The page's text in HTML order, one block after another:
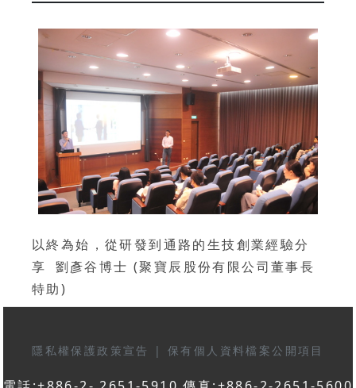
以終為始，從研發到通路的生技創業經驗分
享 劉彥谷博士 (聚寶辰股份有限公司董事長
特助)
隱私權保護政策宣告 | 保有個人資料檔案公開項目